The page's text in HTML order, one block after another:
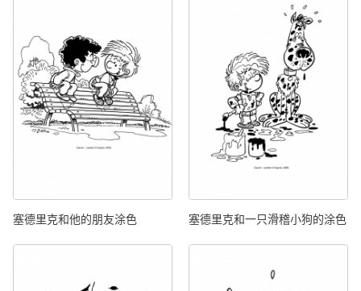
塞德里克和他的朋友涂色 塞德里克和一只滑稽小狗的涂色